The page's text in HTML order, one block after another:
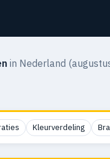
in Nederland
Kleurverdeling